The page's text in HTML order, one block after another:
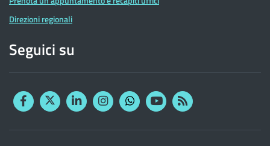
Direzioni regionali
Seguici su
FacebookTwitterLinkedinInstagram
YouTubeRSS